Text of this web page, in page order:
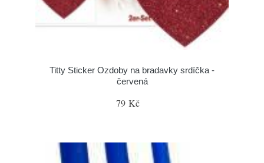
Titty Sticker Ozdoby na bradavky srdíčka -
červená
79 Kč